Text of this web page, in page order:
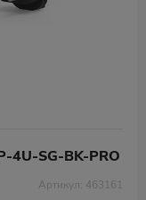
4U-SG-BK-PRO
Артикул: 463161